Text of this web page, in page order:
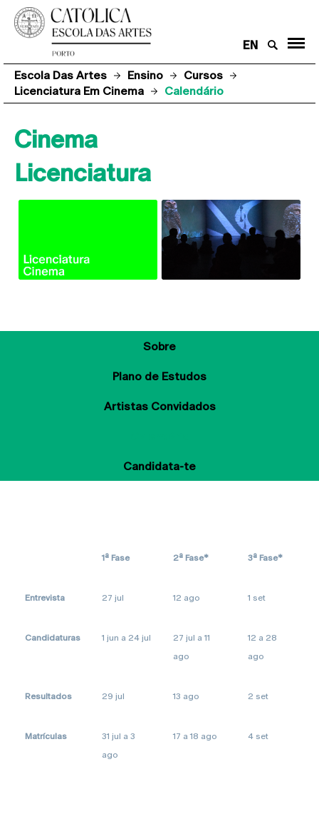
EN
Escola Das Artes Ensino
Cursos
Licenciatura Em Cinema
Calendário
Cinema
Licenciatura
Sobre
Plano de Estudos
Artistas Convidados
Candidata-te
1ª Fase 2ª Fase* 3ª Fase*
Entrevista 27 jul 12 ago 1 set
Candidaturas 1 jun a 24 jul
27 jul a 11
ago
12 a 28
ago
Resultados 29 jul 13 ago 2 set
Matrículas
31 jul a 3
ago
17 a 18 ago 4 set